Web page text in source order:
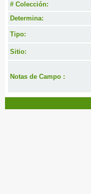
# Colección:
Determina:
Tipo:
Sitio:
Notas de Campo :